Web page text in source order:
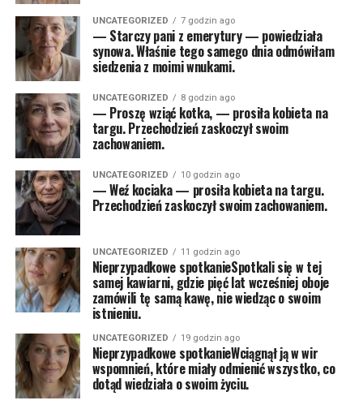
UNCATEGORIZED 7 godzin ago
— Starczy pani z emerytury — powiedziała
synowa. Właśnie tego samego dnia odmówiłam
siedzenia z moimi wnukami.
UNCATEGORIZED 8 godzin ago
— Proszę wziąć kotka, — prosiła kobieta na
targu. Przechodzień zaskoczył swoim
zachowaniem.
UNCATEGORIZED 10 godzin ago
— Weź kociaka — prosiła kobieta na targu.
Przechodzień zaskoczył swoim zachowaniem.
UNCATEGORIZED 11 godzin ago
Nieprzypadkowe spotkanieSpotkali się w tej
samej kawiarni, gdzie pięć lat wcześniej oboje
zamówili tę samą kawę, nie wiedząc o swoim
istnieniu.
UNCATEGORIZED 19 godzin ago
Nieprzypadkowe spotkanieWciągnął ją w wir
wspomnień, które miały odmienić wszystko, co
dotąd wiedziała o swoim życiu.